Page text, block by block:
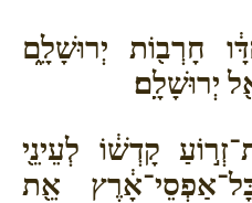
חָרְב֖וֹת יְרוּשָׁלִָ֑ם
יְרוּשָׁלִָֽם׃
קָדְשׁ֔וֹ לְעֵינֵ֖י
אֵ֖ת